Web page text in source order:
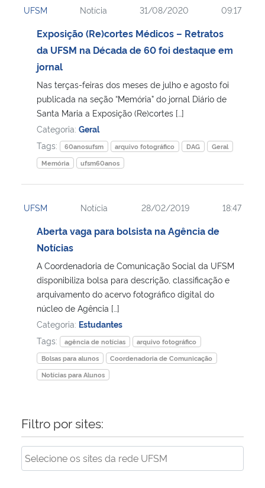
Ministério da Cidadania
Ministério da Saúde
Ministério de Minas e Energia
Ministério da Ciência, Tecnologia, Inovações e Comunicações
Ministério do Meio Ambiente
Ministério do Turismo
Controladoria-Geral da União
Ministério da Mulher, da Família e dos Direitos Humanos
Secretaria-Geral
Secretaria de Governo
Gabinete de Segurança Institucional
Banco Central do Brasil
Planalto
UFSM Notícia 31/08/2020 09:17
Exposição (Re)cortes Médicos – Retratos
da UFSM na Década de 60 foi destaque em
jornal
Nas terças-feiras dos meses de julho e agosto foi
publicada na seção “Memória” do jornal Diário de
Santa Maria a Exposição (Re)cortes […]
Categoria: Geral
Tags:
60anosufsm arquivo fotográfico DAG
Geral
Memória
ufsm60anos
UFSM Notícia 28/02/2019 18:47
Aberta vaga para bolsista na Agência de
Notícias
A Coordenadoria de Comunicação Social da UFSM
disponibiliza bolsa para descrição, classificação e
arquivamento do acervo fotográfico digital do
núcleo de Agência […]
Categoria: Estudantes
Tags:
agência de notícias
arquivo fotográfico
Bolsas para alunos
Coordenadoria de Comunicação
Notícias para Alunos
Filtro por sites: